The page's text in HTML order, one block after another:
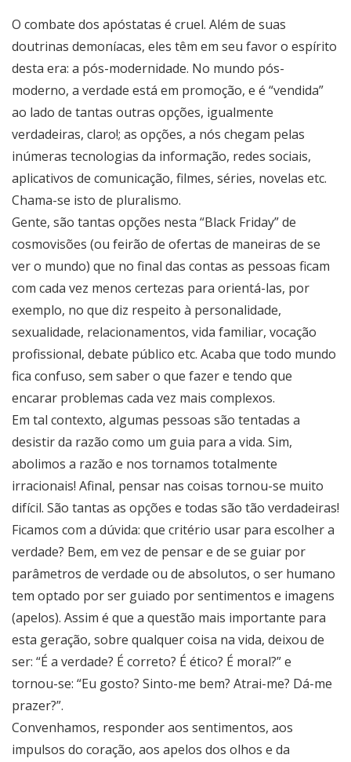
O combate dos apóstatas é cruel. Além de suas
doutrinas demoníacas, eles têm em seu favor o espírito
desta era: a pós-modernidade. No mundo pós-
moderno, a verdade está em promoção, e é “vendida”
ao lado de tantas outras opções, igualmente
verdadeiras, claro!; as opções, a nós chegam pelas
inúmeras tecnologias da informação, redes sociais,
aplicativos de comunicação, filmes, séries, novelas etc.
Chama-se isto de pluralismo.
Gente, são tantas opções nesta “Black Friday” de
cosmovisões (ou feirão de ofertas de maneiras de se
ver o mundo) que no final das contas as pessoas ficam
com cada vez menos certezas para orientá-las, por
exemplo, no que diz respeito à personalidade,
sexualidade, relacionamentos, vida familiar, vocação
profissional, debate público etc. Acaba que todo mundo
fica confuso, sem saber o que fazer e tendo que
encarar problemas cada vez mais complexos.
Em tal contexto, algumas pessoas são tentadas a
desistir da razão como um guia para a vida. Sim,
abolimos a razão e nos tornamos totalmente
irracionais! Afinal, pensar nas coisas tornou-se muito
difícil. São tantas as opções e todas são tão verdadeiras!
Ficamos com a dúvida: que critério usar para escolher a
verdade? Bem, em vez de pensar e de se guiar por
parâmetros de verdade ou de absolutos, o ser humano
tem optado por ser guiado por sentimentos e imagens
(apelos). Assim é que a questão mais importante para
esta geração, sobre qualquer coisa na vida, deixou de
ser: “É a verdade? É correto? É ético? É moral?” e
tornou-se: “Eu gosto? Sinto-me bem? Atrai-me? Dá-me
prazer?”.
Convenhamos, responder aos sentimentos, aos
impulsos do coração, aos apelos dos olhos e da